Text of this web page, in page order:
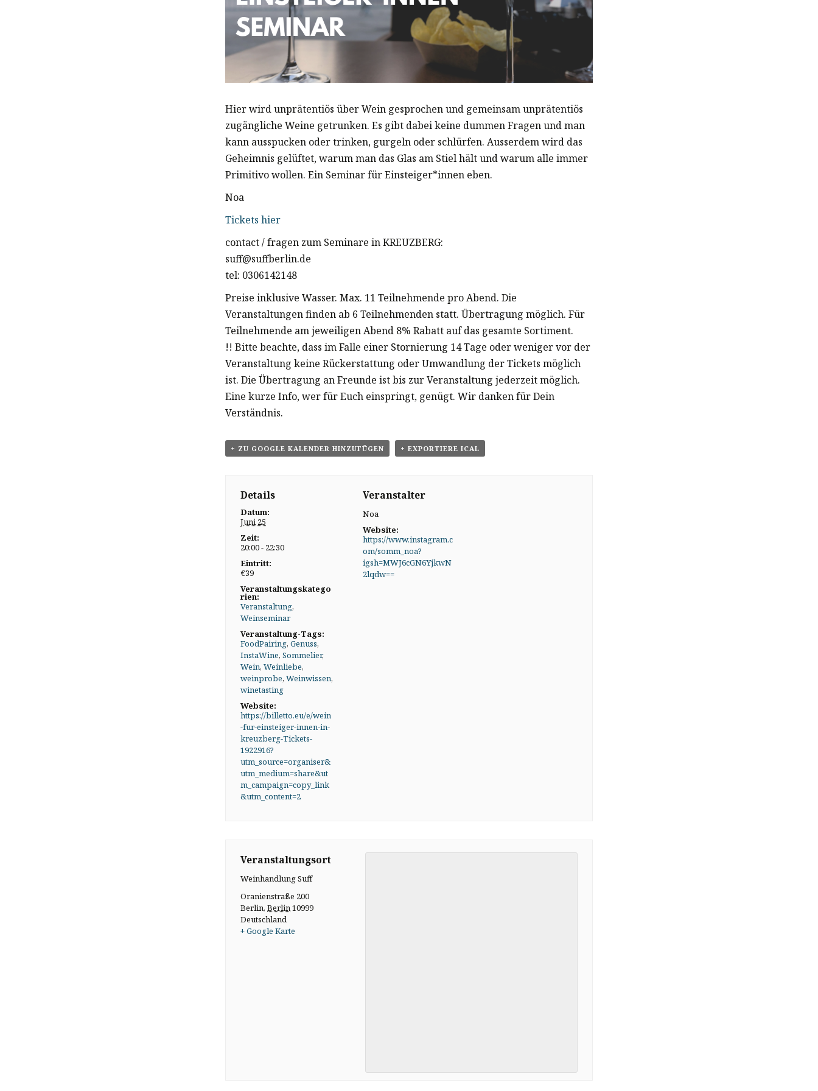
Hier wird unprätentiös über Wein gesprochen und gemeinsam unprätentiös
zugängliche Weine getrunken. Es gibt dabei keine dummen Fragen und man
kann ausspucken oder trinken, gurgeln oder schlürfen. Ausserdem wird das
Geheimnis gelüftet, warum man das Glas am Stiel hält und warum alle immer
Primitivo wollen. Ein Seminar für Einsteiger*innen eben.
Noa
Tickets hier
contact / fragen zum Seminare in KREUZBERG:
suff@suffberlin.de
tel: 0306142148
Preise inklusive Wasser. Max. 11 Teilnehmende pro Abend. Die
Veranstaltungen finden ab 6 Teilnehmenden statt. Übertragung möglich. Für
Teilnehmende am jeweiligen Abend 8% Rabatt auf das gesamte Sortiment.
!! Bitte beachte, dass im Falle einer Stornierung 14 Tage oder weniger vor der
Veranstaltung keine Rückerstattung oder Umwandlung der Tickets möglich
ist. Die Übertragung an Freunde ist bis zur Veranstaltung jederzeit möglich.
Eine kurze Info, wer für Euch einspringt, genügt. Wir danken für Dein
Verständnis.
+ ZU GOOGLE KALENDER HINZUFÜGEN + EXPORTIERE ICAL
Details
Datum:
Juni 25
Zeit:
20:00 - 22:30
Eintritt:
€39
Veranstaltungskatego
rien:
Veranstaltung,
Weinseminar
Veranstaltung-Tags:
FoodPairing,Genuss,
InstaWine,Sommelier,
Wein,Weinliebe,
weinprobe,Weinwissen,
winetasting
Website:
https://billetto.eu/e/wein
-fur-einsteiger-innen-in-
kreuzberg-Tickets-
1922916?
utm_source=organiser&
utm_medium=share&ut
m_campaign=copy_link
&utm_content=2
Veranstalter
Noa
Website:
https://www.instagram.c
om/somm_noa?
igsh=MWJ6cGN6YjkwN
2lqdw==
Veranstaltungsort
Weinhandlung Suff
Oranienstraße 200
Berlin, Berlin10999
Deutschland
+ Google Karte